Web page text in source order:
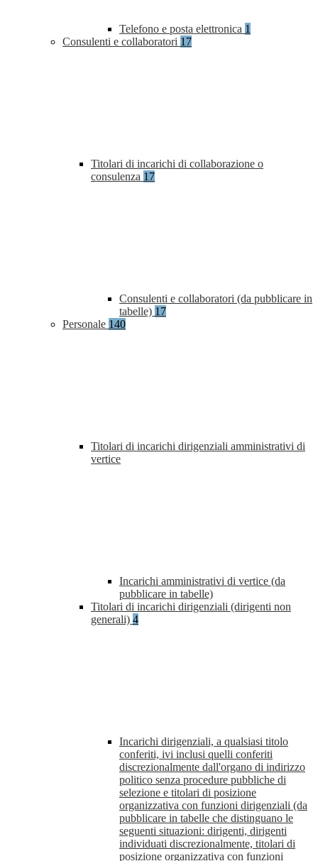
Telefono e posta elettronica 1
Consulenti e collaboratori 17
Titolari di incarichi di collaborazione o
consulenza 17
Consulenti e collaboratori (da pubblicare in
tabelle) 17
Personale 140
Titolari di incarichi dirigenziali amministrativi di
vertice
Incarichi amministrativi di vertice (da
pubblicare in tabelle)
Titolari di incarichi dirigenziali (dirigenti non
generali) 4
Incarichi dirigenziali, a qualsiasi titolo
conferiti, ivi inclusi quelli conferiti
discrezionalmente dall'organo di indirizzo
politico senza procedure pubbliche di
selezione e titolari di posizione
organizzativa con funzioni dirigenziali (da
pubblicare in tabelle che distinguano le
seguenti situazioni: dirigenti, dirigenti
individuati discrezionalmente, titolari di
posizione organizzativa con funzioni